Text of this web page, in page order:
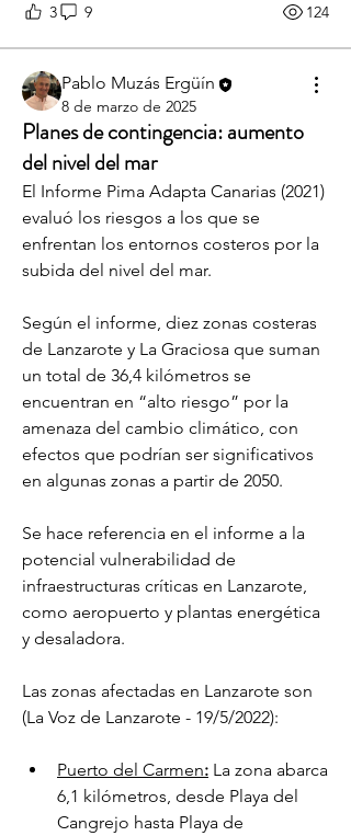
3 9 124
Pablo Muzás Ergüín
8 de marzo de 2025
Planes de contingencia: aumento
del nivel del mar
El Informe Pima Adapta Canarias (2021)
evaluó los riesgos a los que se
enfrentan los entornos costeros por la
subida del nivel del mar.
Según el informe, diez zonas costeras
de Lanzarote y La Graciosa que suman
un total de 36,4 kilómetros se
encuentran en “alto riesgo” por la
amenaza del cambio climático, con
efectos que podrían ser significativos
en algunas zonas a partir de 2050.
Se hace referencia en el informe a la
potencial vulnerabilidad de
infraestructuras críticas en Lanzarote,
como aeropuerto y plantas energética
y desaladora.
Las zonas afectadas en Lanzarote son
(La Voz de Lanzarote - 19/5/2022):
Puerto del Carmen: La zona abarca
6,1 kilómetros, desde Playa del
Cangrejo hasta Playa de